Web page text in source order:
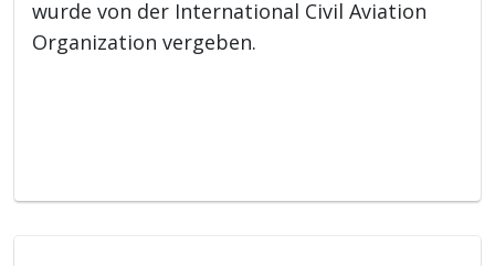
wurde von der International Civil Aviation
Organization vergeben.